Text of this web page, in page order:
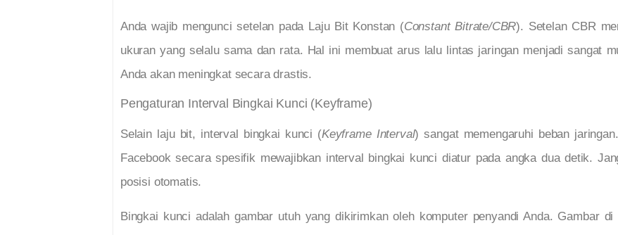
Anda wajib mengunci setelan pada Laju Bit Konstan (Constant Bitrate/CBR). Setelan CBR
ukuran yang selalu sama dan rata. Hal ini membuat arus lalu lintas jaringan menjadi sangat
Anda akan meningkat secara drastis.
Pengaturan Interval Bingkai Kunci (Keyframe)
Selain laju bit, interval bingkai kunci (Keyframe Interval) sangat memengaruhi beban
Facebook secara spesifik mewajibkan interval bingkai kunci diatur pada angka dua detik.
posisi otomatis.
Bingkai kunci adalah gambar utuh yang dikirimkan oleh komputer penyandi Anda. Gambar